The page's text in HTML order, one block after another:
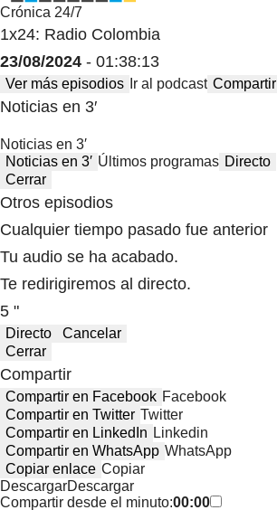
Crónica 24/7
1x24: Radio Colombia
23/08/2024 - 01:38:13
Ver más episodios Ir al podcast Compartir
Noticias en 3′
Noticias en 3′
Noticias en 3′ Últimos programas Directo
Cerrar
Otros episodios
Cualquier tiempo pasado fue anterior
Tu audio se ha acabado.
Te redirigiremos al directo.
5 "
Directo
Cancelar
Cerrar
Compartir
Compartir en Facebook Facebook
Compartir en Twitter Twitter
Compartir en LinkedIn Linkedin
Compartir en WhatsApp WhatsApp
Copiar enlace Copiar
DescargarDescargar
Compartir desde el minuto:00:00